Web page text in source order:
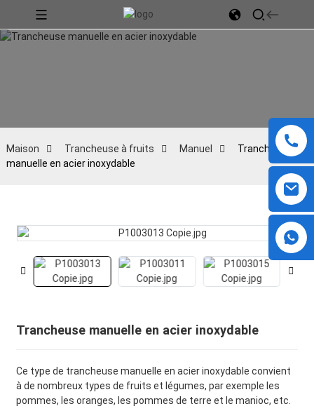
Maison Trancheuse à fruits Manuel
Trancheuse
manuelle en acier inoxydable
Trancheuse manuelle en acier inoxydable
Ce type de trancheuse manuelle en acier inoxydable convient
à de nombreux types de fruits et légumes, par exemple les
pommes, les oranges, les pommes de terre et le manioc, etc.